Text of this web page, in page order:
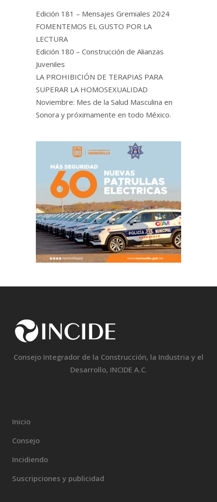
Edición 181 – Mensajes Gremiales 2024
FOMENTEMOS EL GUSTO POR LA
LECTURA
Edición 180 – Construcción de Alianzas
Juveniles
LA PROHIBICIÓN DE TERAPIAS PARA
SUPERAR LA HOMOSEXUALIDAD
Noviembre: Mes de la Salud Masculina en
Sonora y próximamente en todo México.
Consejo Integrador de la Construcción, la Industria y el
Desarrollo, INCIDE A.C.
Inicio
Consejo
Incidiendo
Suscripciones y publicidad